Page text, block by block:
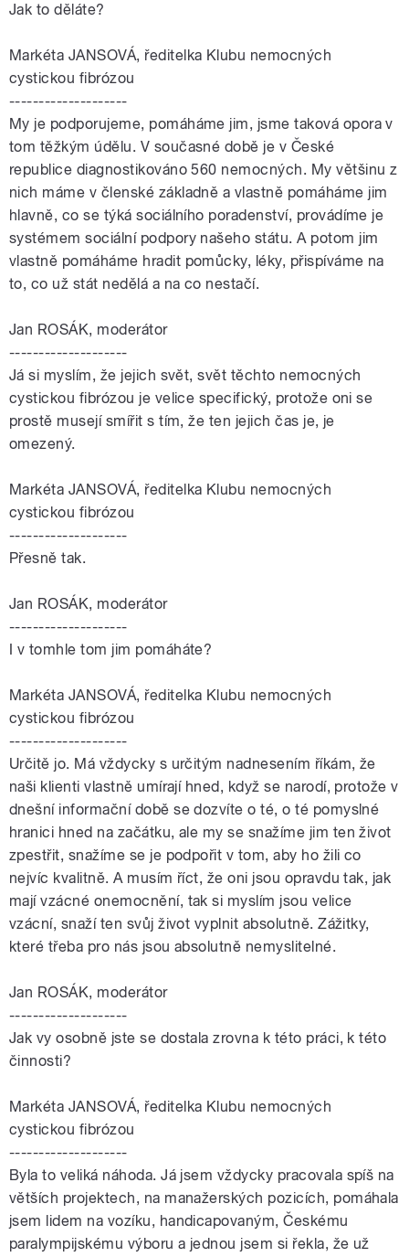
Jak to děláte?
Markéta JANSOVÁ, ředitelka Klubu nemocných
cystickou fibrózou
--------------------
My je podporujeme, pomáháme jim, jsme taková opora v
tom těžkým údělu. V současné době je v České
republice diagnostikováno 560 nemocných. My většinu z
nich máme v členské základně a vlastně pomáháme jim
hlavně, co se týká sociálního poradenství, provádíme je
systémem sociální podpory našeho státu. A potom jim
vlastně pomáháme hradit pomůcky, léky, přispíváme na
to, co už stát nedělá a na co nestačí.
Jan ROSÁK, moderátor
--------------------
Já si myslím, že jejich svět, svět těchto nemocných
cystickou fibrózou je velice specifický, protože oni se
prostě musejí smířit s tím, že ten jejich čas je, je
omezený.
Markéta JANSOVÁ, ředitelka Klubu nemocných
cystickou fibrózou
--------------------
Přesně tak.
Jan ROSÁK, moderátor
--------------------
I v tomhle tom jim pomáháte?
Markéta JANSOVÁ, ředitelka Klubu nemocných
cystickou fibrózou
--------------------
Určitě jo. Má vždycky s určitým nadnesením říkám, že
naši klienti vlastně umírají hned, když se narodí, protože v
dnešní informační době se dozvíte o té, o té pomyslné
hranici hned na začátku, ale my se snažíme jim ten život
zpestřit, snažíme se je podpořit v tom, aby ho žili co
nejvíc kvalitně. A musím říct, že oni jsou opravdu tak, jak
mají vzácné onemocnění, tak si myslím jsou velice
vzácní, snaží ten svůj život vyplnit absolutně. Zážitky,
které třeba pro nás jsou absolutně nemyslitelné.
Jan ROSÁK, moderátor
--------------------
Jak vy osobně jste se dostala zrovna k této práci, k této
činnosti?
Markéta JANSOVÁ, ředitelka Klubu nemocných
cystickou fibrózou
--------------------
Byla to veliká náhoda. Já jsem vždycky pracovala spíš na
větších projektech, na manažerských pozicích, pomáhala
jsem lidem na vozíku, handicapovaným, Českému
paralympijskému výboru a jednou jsem si řekla, že už